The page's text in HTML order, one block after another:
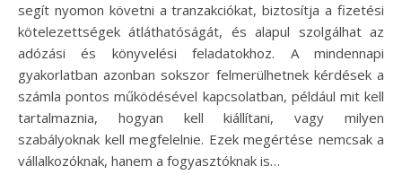
segít nyomon követni a tranzakciókat, biztosítja a fizetési
kötelezettségek átláthatóságát, és alapul szolgálhat az
adózási és könyvelési feladatokhoz. A mindennapi
gyakorlatban azonban sokszor felmerülhetnek kérdések a
számla pontos működésével kapcsolatban, például mit kell
tartalmaznia, hogyan kell kiállítani, vagy milyen
szabályoknak kell megfelelnie. Ezek megértése nemcsak a
vállalkozóknak, hanem a fogyasztóknak is…